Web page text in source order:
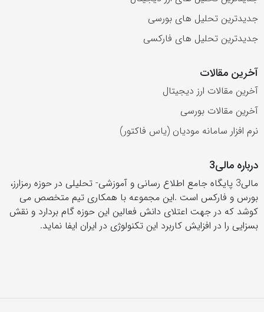
جدیدترین تحلیل های بورسی
جدیدترین تحلیل های فارکسی
آخرین مقالات
آخرین مقالات ارز دیجیتال
آخرین مقالات بورسی
نرم افزار سامانه مودیان (یاس فاکتور)
درباره مالی3
مالی3 پایگاه جامع اطلاع رسانی و آموزشی- تحلیلی در حوزه رمزارز،
بورس و فارکس است .این مجموعه با همکاری تیم متخصص می
کوشد که در جهت اعتلای دانش فعالین این حوزه گام بردارد و نقش
بسزایی را در افزایش کاربرد این تکنولوژی در ایران ایفا نماید.